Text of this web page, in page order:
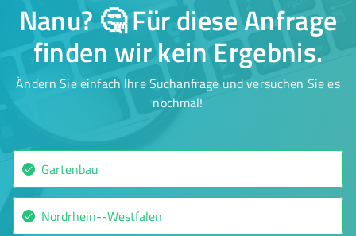
Nanu? 🤔 Für diese Anfrage
finden wir kein Ergebnis.
Ändern Sie einfach Ihre Suchanfrage und versuchen Sie es
nochmal!